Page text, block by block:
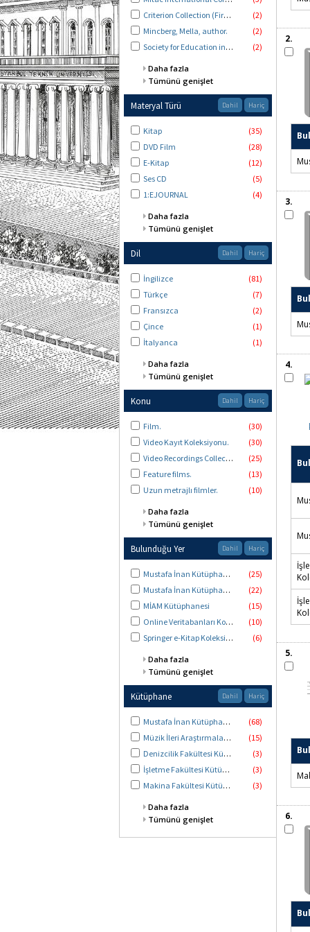
2.
3.
4.
5.
6.
Criterion Collection (Firm)
(2)
Mincberg, Mella, author.
(2)
Society for Education in Film and Television.
(2)
Daha fazla
Tümünü genişlet
Materyal Türü Dahil Hariç
Kitap
(35)
DVD Film
(28)
E-Kitap
(12)
Ses CD
(5)
1:EJOURNAL
(4)
Daha fazla
Tümünü genişlet
Dil Dahil Hariç
İngilizce
(81)
Türkçe
(7)
Fransızca
(2)
Çince
(1)
İtalyanca
(1)
Daha fazla
Tümünü genişlet
Konu Dahil Hariç
Film.
(30)
Video Kayıt Koleksiyonu.
(30)
Video Recordings Collection.
(25)
Feature films.
(13)
Uzun metrajlı filmler.
(10)
Daha fazla
Tümünü genişlet
Bulunduğu Yer Dahil Hariç
Mustafa İnan Kütüphanesi Görsel-İşitsel Merkez
(25)
Mustafa İnan Kütüphanesi
(22)
MİAM Kütüphanesi
(15)
Online Veritabanları Koleksiyonu
(10)
Springer e-Kitap Koleksiyonu
(6)
Daha fazla
Tümünü genişlet
Kütüphane Dahil Hariç
Mustafa İnan Kütüphanesi
(68)
Müzik İleri Araştırmalar Merkezi Kütüphanesi
(15)
Denizcilik Fakültesi Kütüphanesi
(3)
İşletme Fakültesi Kütüphanesi
(3)
Makina Fakültesi Kütüphanesi
(3)
Daha fazla
Tümünü genişlet